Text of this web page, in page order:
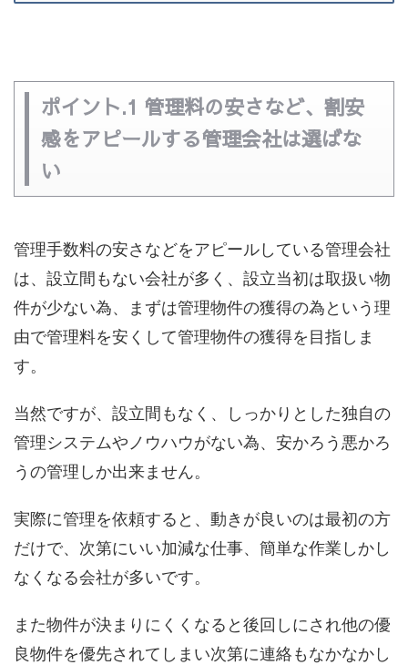
ポイント.1 管理料の安さなど、割安
感をアピールする管理会社は選ばな
い
管理手数料の安さなどをアピールしている管理会社
は、設立間もない会社が多く、設立当初は取扱い物
件が少ない為、まずは管理物件の獲得の為という理
由で管理料を安くして管理物件の獲得を目指しま
す。
当然ですが、設立間もなく、しっかりとした独自の
管理システムやノウハウがない為、安かろう悪かろ
うの管理しか出来ません。
実際に管理を依頼すると、動きが良いのは最初の方
だけで、次第にいい加減な仕事、簡単な作業しかし
なくなる会社が多いです。
また物件が決まりにくくなると後回しにされ他の優
良物件を優先されてしまい次第に連絡もなかなかし